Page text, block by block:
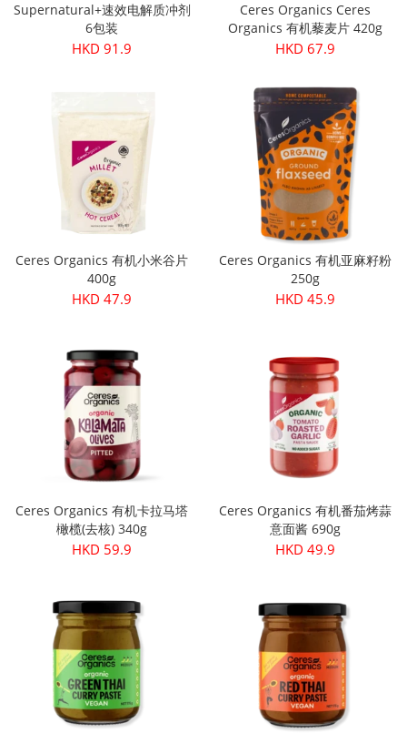
Supernatural+速效电解质冲剂
6包装
HKD 91.9
Ceres Organics Ceres
Organics 有机藜麦片 420g
HKD 67.9
Ceres Organics 有机小米谷片
400g
HKD 47.9
Ceres Organics 有机亚麻籽粉
250g
HKD 45.9
Ceres Organics 有机卡拉马塔
橄榄(去核) 340g
HKD 59.9
Ceres Organics 有机番茄烤蒜
意面酱 690g
HKD 49.9